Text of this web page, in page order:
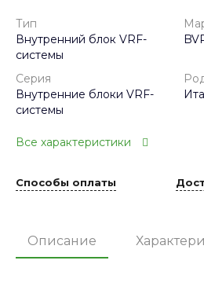
Тип
Внутренний блок VRF-
системы
Серия
Внутренние блоки VRF-
системы
Все характеристики
Способы оплаты
Описание